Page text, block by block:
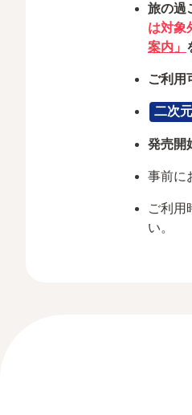
旅の過
は対象
案内」
ご利用
二次
発売開
事前に
ご利用
い。